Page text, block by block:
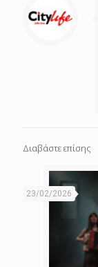
Διαβάστε επίσης
23/02/2026